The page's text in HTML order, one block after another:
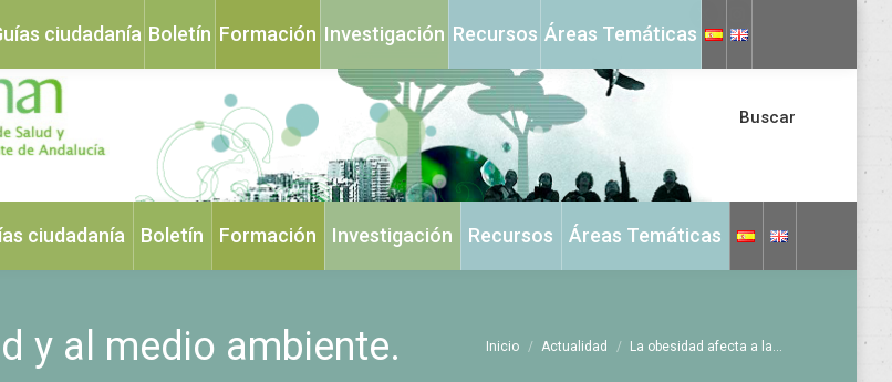
X
Instagram
in
Buscar
ciudadanía Boletín Formación Investigación Recursos Áreas Temáticas
y al medio ambiente. Estás aquí:
Inicio Actualidad La obesidad afecta a la…
ciudadanía Boletín Formación Investigación Recursos Áreas Temáticas